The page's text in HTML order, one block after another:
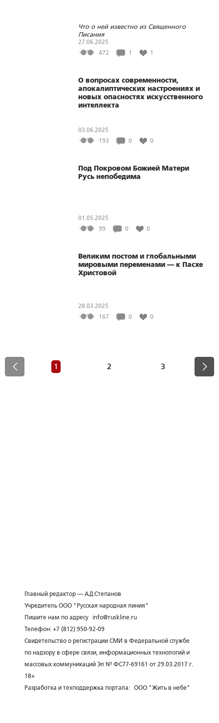
Что о ней известно из Священного
Писания
27.06.2025
472
1 1
О вопросах современности,
апокалиптических настроениях и
новых опасностях искусственного
интеллекта
03.06.2025
193
0 0
Под Покровом Божией Матери
Русь непобедима
01.05.2025
99
0 0
Великим постом и глобальными
мировыми переменами — к Пасхе
Христовой
28.03.2025
167
0 0
1 2 3
Главный редактор — А.Д.Степанов
Учредитель ООО "Русская народная линия"
Пишите нам по адресу
info@ruskline.ru
Телефон: +7 (812) 950-92-09
Свидетельство о регистрации СМИ в Федеральной службе
по надзору в сфере связи, информационных технологий и
массовых коммуникаций Эл № ФС77-69161 от 29.03.2017 г.
18+
Разработка и техподдержка портала: ООО "Жить в небе"